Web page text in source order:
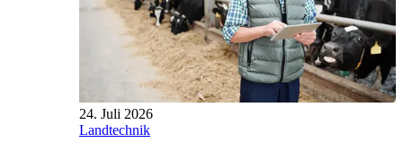
24. Juli 2026
Landtechnik